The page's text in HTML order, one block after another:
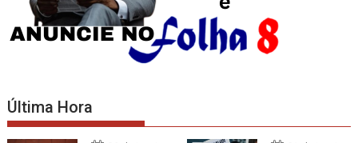
Última Hora